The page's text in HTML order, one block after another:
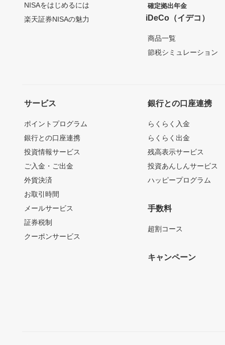
NISAをはじめるには
楽天証券NISAの魅力
確定拠出年金
iDeCo（イデコ）
商品一覧
節税シミュレーション
サービス
ポイントプログラム
銀行との口座連携
投資情報サービス
ご入金・ご出金
外貨決済
お取引時間
メールサービス
証券税制
クーポンサービス
銀行との口座連携
らくらく入金
らくらく出金
残高表示サービス
投資あんしんサービス
ハッピープログラム
手数料
超割コース
キャンペーン